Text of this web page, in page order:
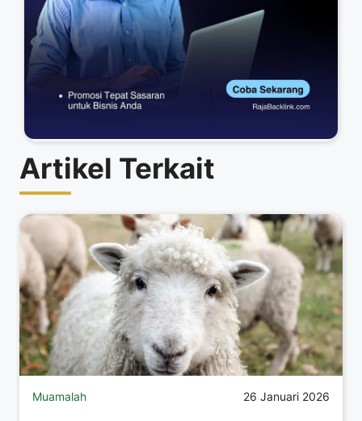
Artikel Terkait
Muamalah 26 Januari 2026